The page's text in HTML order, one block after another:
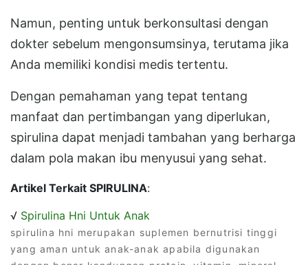
Namun, penting untuk berkonsultasi dengan
dokter sebelum mengonsumsinya, terutama jika
Anda memiliki kondisi medis tertentu.
Dengan pemahaman yang tepat tentang
manfaat dan pertimbangan yang diperlukan,
spirulina dapat menjadi tambahan yang berharga
dalam pola makan ibu menyusui yang sehat.
Artikel Terkait SPIRULINA:
√ Spirulina Hni Untuk Anak
spirulina hni merupakan suplemen bernutrisi tinggi
yang aman untuk anak-anak apabila digunakan